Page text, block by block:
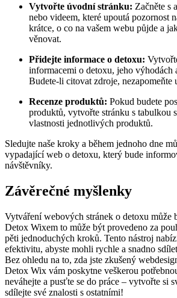
Vytvořte úvodní stránku: Začněte s
nebo videem, které upoutá pozornost
krátce, o co na vašem webu půjde a
věnovat.
Přidejte informace o detoxu:
informacemi o detoxu, jeho výhodách
Budete-li citovat zdroje, nezapomeňte
Recenze produktů: Pokud budete
produktů, vytvořte stránku s tabulkou
vlastnosti jednotlivých produktů.
Sledujte naše kroky a během jednoho dne
vypadající web o detoxu, který bude
návštěvníky.
Závěrečné myšlenky
Vytváření webových stránek o detoxu může
Detox Wixem to může být provedeno za
pěti jednoduchých kroků. Tento nástroj
efektivitu, abyste mohli rychle a snadno
Bez ohledu na to, zda jste zkušený
Detox Wix vám poskytne veškerou
neváhejte a pusťte se do práce – vytvořte si
sdílejte své znalosti s ostatními!